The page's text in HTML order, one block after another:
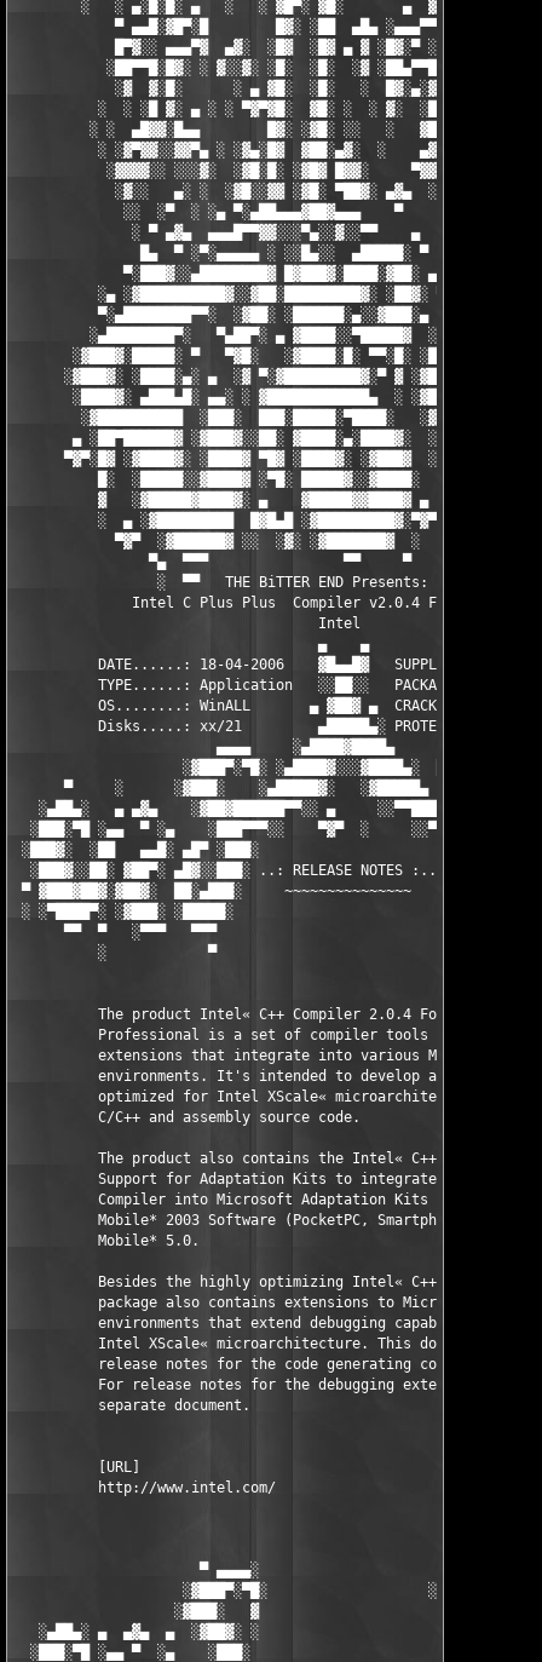
░   ░ ▄░█░█░ ▄   ░   ░ ▓█▀░ ▓█░       ▄  ▓░ ▓ ▀ ░
▀ ▄▄█░▓█▀░█        █▓░ ░██  ▄█▄ ░▄▄▄▀▀░ ░ ▀██▓░
█▀▓░░ ▄▄▄▀▓  ▄▓░  ░█▓  ░█▓ ▄ ▓ ░█▓░▀ ░    ░▄▄█░
░██▀▀█░█▓░ ░ ▓░░▓░ ░█░  ░█░  ░▓ ░██▄▀▀█ ▓█▀▀▓░▄
░▓  ▓░█░      ░ ▄ ▓█░  ░█░   ░  █▓░▄░▓░░█░ ░
░  ░ ░█ ▓░ ▄ ░ ░ ▀▓▀▓█░  ▓█░ ░  ░ ▓░  ░█░ █░
░ ░  ▄█▓▓░█▄▄        █▓░ ░▓█░ ░░   ░   ▓█▓ ▓
░ ░▓▀▓▓░░▓▓▀▄ ░ ░▓▄░█▓  ▓██░▄▓░  ░    ▄▓▄░█░▄▓▄  ▓░
░▓▓▓▓░░ ░░░▓░  ░▓█░█░ ░▓█▓ █▓▓░     ▀▓▓▓▓▀▄ ▀
            ░▓░░   ▄░ ░  ░▓█░░▓▓ ░▓█░ ▀██▓░ ▄▓▄  ░░░▓▓▀▄   ░
             ░░  ░▀  ░ ░▄ ▀░▄██▄▄▄▓██▓▄▄▄    ▀     ░ ░░▓     ░
░ ▀ ▄▓▄  ▄▄▄█▀▀▓▓░░░▀▄░░▓░░▀▀    ▄  ░   ░ ▄ ░
█▄  ▀ ░▀░▄▄▄▄▄ ░ ░░█▄░░  ▄█████░ ▀  ▀ █▄░ ▀
▀░███▓░░▄████████▓ █▓███▓░████░▓██░
░▄ ░▓██████████▓░░▓██░█████████▓░ ░██▓░ ▀
▀░▄████████▀▀░  ░▓██░ ░██████░▄░░▓███░▄ ░▄██████▀░
░▄████████▀░   ▀▄██▀░ ▄ ▓████░░▀█████▓
░▓███▓░█████░ ▀   ▀▓█░   ░▓████░█░ ▀▀░█░
░▓███▓░ ░████░▄░ ▄  ░▓ ▀░▓█████████▓░▀ ▓
░████▓░ ▄███▄█░ ▄▄░ ░ ▓████████████▄  ░
░▓██████████  ░███░  ███░█████░▀████░   ░▓█▀▓████▓░
▄ ░██▀██████▓ ░▓███▓░░██░ ▓████░▄░████▓░  ░█░░████░▄
▀▓▀░█▓ ░▓████▓░ ░████▓ ▀█▓ ░████▓░ ░▓███▓  ░█ ░████▓░
█░  ░█████░░▓████▓ ░▀█░ █████▓░░▓████░  ▓  ████▓░
▓   ░▓█████▓████▓░ ▄    ▓█████▓▓████▓ ▄ ░
░  ▄ ░▓█████████  █▓█▄█ ░▓█████████▓░▀▓▀ ▄
▀▓▀  ░▓██████▓ ░░  ░▓░ ░▓███████▓  ░  ░▓█▄
▀▄  ▀▀▀                ▀▀     ▀     ░▓  ░ ▀▀▀
░  ▀▀   THE BiTTER END Presents:    ░
Intel C Plus Plus  Compiler v2.0.4 For Windows
                                    Intel
                                    ▄    ▄
DATE......: 18-04-2006    ▓█▄▄█▓   SUPPLiER...:
TYPE......: Application   ░░██░░   PACKAGER...:
OS........: WinALL       ▄ ▓██▓ ▄  CRACKER....:
Disks.....: xx/21         ▄█████▄░
▄▄▄▄     ░▄████▓████▄
                    ░▓███▀░▀█░ ░▄████▓░░░▓████▄░  █▀░▀███▓░
▀     ░      ░▓███░    ░▄█████▓░   ░▓█████▄ ░   ░███▓░
░▄██▄░   ▄ ▄▓▄    ░▓██▓██████▀▀░░ ▄     ░░▀▀██████▓██▓░
░███░▀█ ░▄▄  ▀ ░▄    ░███▀▀▀░░    ▀▓▀  ░     ░░▀▀░███░   ░▄
░███▓░  ░██   ▄▄█░ ▄█▀ ░███░                     ░███▓ ▀█▄
░███▓░░██░ ▓██▀░ ▄█▓░░███░ ..: RELEASE NOTES :.. ░███ ░▓█▄░
▀ ▓███▓██▓░▓██▓░  ██░▄███░     ~~~~~~~~~~~~~~~     ░███▄░██░
░ ░▀████▀░ ░▓███░ ░█████░                           ░█████░
▀▀  ▀   ░▀▀▀   ▀▀▀                               ▀▀▀
░            ▀                                ▀
The product Intel« C++ Compiler 2.0.4 For Windows*
Professional is a set of compiler tools and
extensions that integrate into various Microsoft*
          environments. It's intended to develop applications
optimized for Intel XScale« microarchitecture
          C/C++ and assembly source code.
The product also contains the Intel« C++ Compiler
Support for Adaptation Kits to integrate the Intel«
          Compiler into Microsoft Adaptation Kits for Windows
Mobile* 2003 Software (PocketPC, Smartphone) and
          Mobile* 5.0.
Besides the highly optimizing Intel« C++ Compiler
          package also contains extensions to Microsoft*
environments that extend debugging capabilities for
Intel XScale« microarchitecture. This document
release notes for the code generating components
          For release notes for the debugging extensions see
          separate document.
          [URL]
          http://www.intel.com/
▀ ▄▄▄▄░
                    ░▓███▀░▀█░                   ░█▀░▀███▓░
░▓███░   ▓                     ▓   ░███▓░
░▄██▄░ ▄  ▄▓▄  ▄  ░▓██▓░ ░                     ░ ░▓██▓░
░███░▀█ ░▄▄ ▀  ░▄    ░███░                       ░███░   ░▄